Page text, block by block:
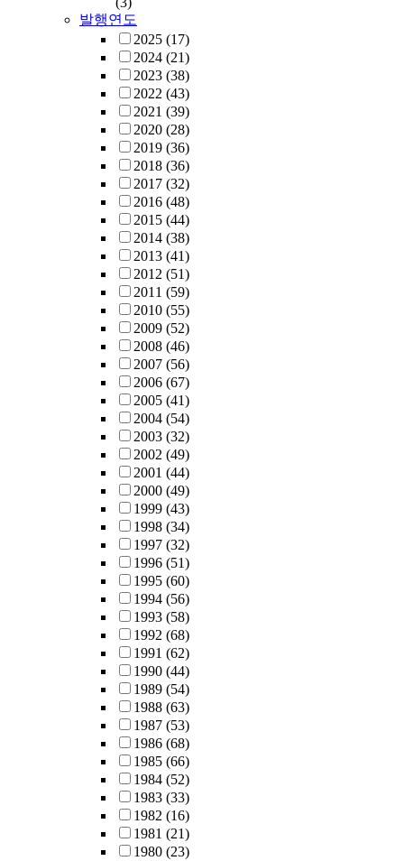
발행연도
2025 (17)
2024 (21)
2023 (38)
2022 (43)
2021 (39)
2020 (28)
2019 (36)
2018 (36)
2017 (32)
2016 (48)
2015 (44)
2014 (38)
2013 (41)
2012 (51)
2011 (59)
2010 (55)
2009 (52)
2008 (46)
2007 (56)
2006 (67)
2005 (41)
2004 (54)
2003 (32)
2002 (49)
2001 (44)
2000 (49)
1999 (43)
1998 (34)
1997 (32)
1996 (51)
1995 (60)
1994 (56)
1993 (58)
1992 (68)
1991 (62)
1990 (44)
1989 (54)
1988 (63)
1987 (53)
1986 (68)
1985 (66)
1984 (52)
1983 (33)
1982 (16)
1981 (21)
1980 (23)